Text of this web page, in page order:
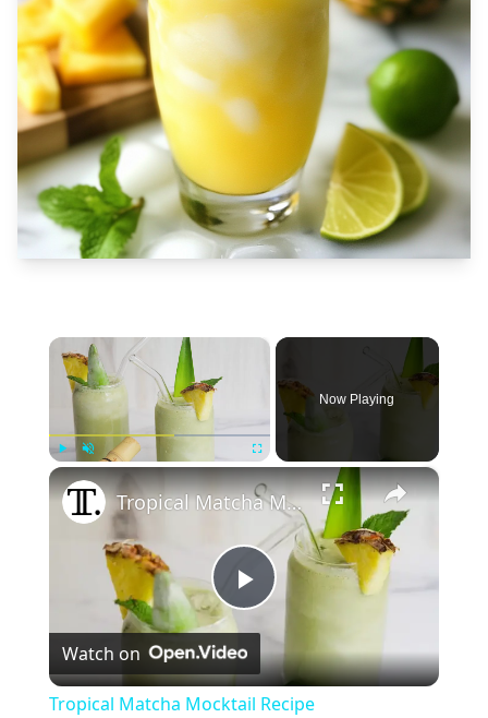
×
Now Playing
×
Play
Video
Tropical Matcha Mocktail Recipe
Watch on
Tropical Matcha Mocktail Recipe